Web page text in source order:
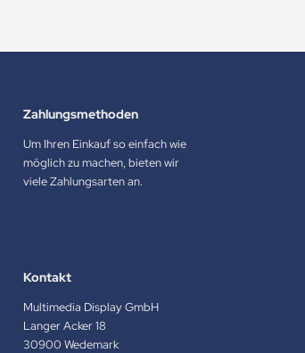
Zahlungsmethoden
Um Ihren Einkauf so einfach wie
möglich zu machen, bieten wir
viele Zahlungsarten an.
Kontakt
Multimedia Display GmbH
Langer Acker 18
30900 Wedemark